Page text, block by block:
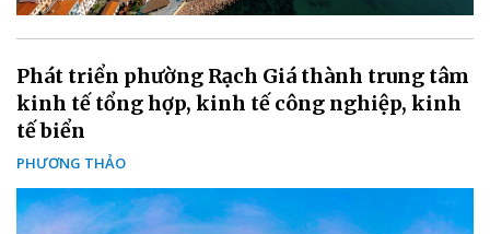
Phát triển phường Rạch Giá thành trung tâm
kinh tế tổng hợp, kinh tế công nghiệp, kinh
tế biển
PHƯƠNG THẢO